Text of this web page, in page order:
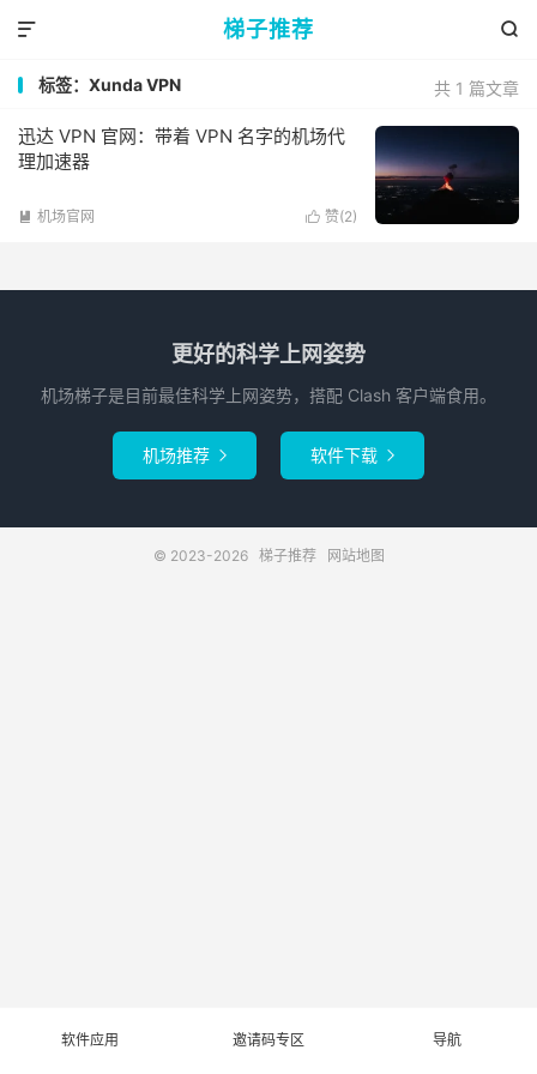
梯子推荐 

共 1 篇文章
标签：Xunda VPN
迅达 VPN 官网：带着 VPN 名字的机场代
理加速器
 赞(2)
 机场官网
更好的科学上网姿势
机场梯子是目前最佳科学上网姿势，搭配 Clash 客户端食用。
机场推荐  软件下载 
© 2023-2026 梯子推荐 网站地图
软件应用 邀请码专区 导航